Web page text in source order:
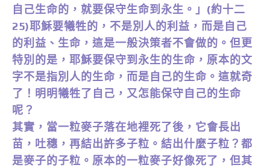
自己生命的，就要保守生命到永生。」(約十二
25)耶穌要犧牲的，不是別人的利益，而是自己
的利益、生命，這是一般決策者不會做的。但更
特別的是，耶穌要保守到永生的生命，原本的文
字不是指別人的生命，而是自己的生命。這就奇
了！明明犧牲了自己，又怎能保守自己的生命
呢？
其實，當一粒麥子落在地裡死了後，它會長出
苗，吐穗，再結出許多子粒。結出什麼子粒？都
是麥子的子粒。原本的一粒麥子好像死了，但其